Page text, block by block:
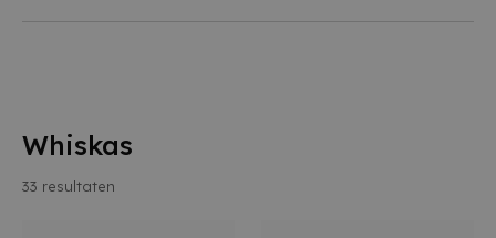
Whiskas
33 resultaten